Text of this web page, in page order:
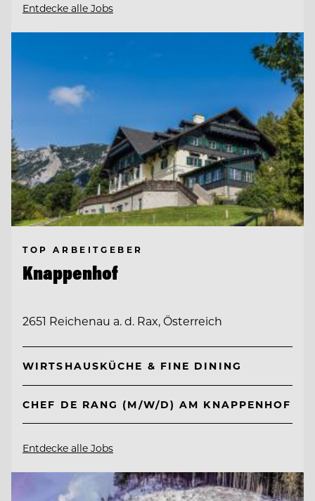
Entdecke alle Jobs
TOP ARBEITGEBER
Knappenhof
2651 Reichenau a. d. Rax, Österreich
WIRTSHAUSKÜCHE & FINE DINING
CHEF DE RANG (M/W/D) AM KNAPPENHOF
Entdecke alle Jobs